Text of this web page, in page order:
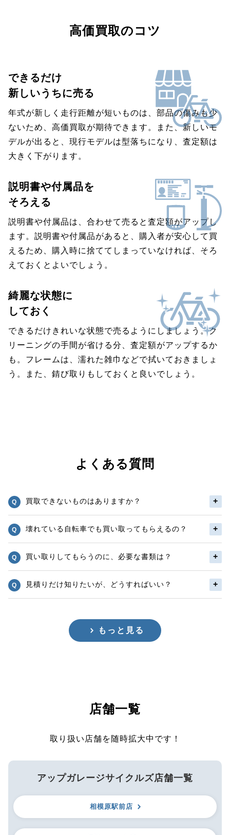
高価買取のコツ
できるだけ
新しいうちに売る
年式が新しく走行距離が短いものは、部品の傷みも少
ないため、高価買取が期待できます。また、新しいモ
デルが出ると、現行モデルは型落ちになり、査定額は
大きく下がります。
説明書や付属品を
そろえる
説明書や付属品は、合わせて売ると査定額がアップし
ます。説明書や付属品があると、購入者が安心して買
えるため、購入時に捨ててしまっていなければ、そろ
えておくとよいでしょう。
綺麗な状態に
しておく
できるだけきれいな状態で売るようにしましょう。ク
リーニングの手間が省ける分、査定額がアップするか
も。フレームは、濡れた雑巾などで拭いておきましょ
う。また、錆び取りもしておくと良いでしょう。
よくある質問
買取できないものはありますか？
壊れている自転車でも買い取ってもらえるの？
買い取りしてもらうのに、必要な書類は？
見積りだけ知りたいが、どうすればいい？
もっと見る
店舗一覧
取り扱い店舗を随時拡大中です！
アップガレージサイクルズ店舗一覧
相模原駅前店